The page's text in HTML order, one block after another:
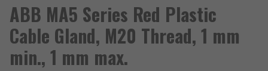
ABB MA5 Series Red Plastic
Cable Gland, M20 Thread, 1 mm
min., 1 mm max.